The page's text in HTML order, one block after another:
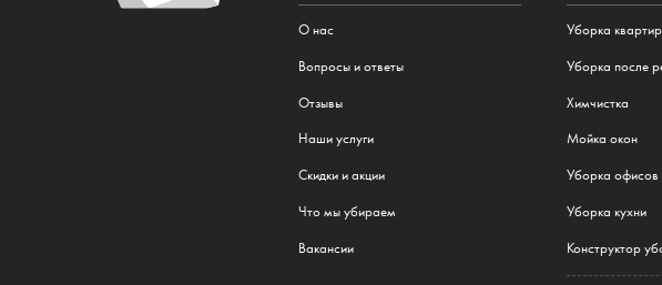
О нас
Вопросы и ответы
Отзывы
Наши услуги
Cкидки и акции
Что мы убираем
Вакансии
Уборка
Уборка после
Химчистка
Мойка окон
Уборка офисов
Уборка кухни
Конструктор